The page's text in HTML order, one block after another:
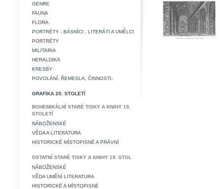
GENRE
FAUNA
FLORA
PORTRÉTY - BÁSNÍCI , LITERÁTI A UMĚLCI
PORTRÉTY
MILITARIA
HERALDIKA
KRESBY
POVOLÁNÍ, ŘEMESLA, ČINNOSTI.
GRAFIKA 20. STOLETÍ
BOHEMIKÁLNÍ STARÉ TISKY A KNIHY 19.
STOLETÍ
NÁBOŽENSKÉ
VĚDA A LITERATURA
HISTORICKÉ MÍSTOPISNÉ A PRÁVNÍ
OSTATNÍ STARÉ TISKY A KNIHY 19. STOL
NÁBOŽENSKÉ
VĚDA UMĚNÍ LITERATURA
HISTORICKÉ A MÍSTOPISNÉ